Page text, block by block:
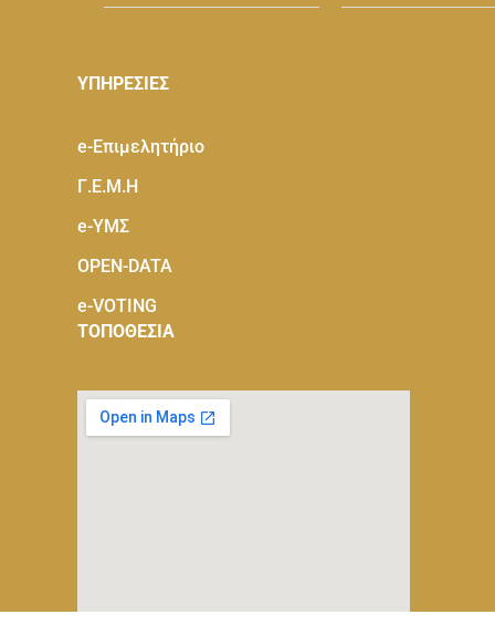
ΥΠΗΡΕΣΙΕΣ
e-Eπιμελητήριο
Γ.Ε.Μ.Η
e-ΥΜΣ
OPEN-DATA
e-VOTING
ΤΟΠΟΘΕΣΙΑ